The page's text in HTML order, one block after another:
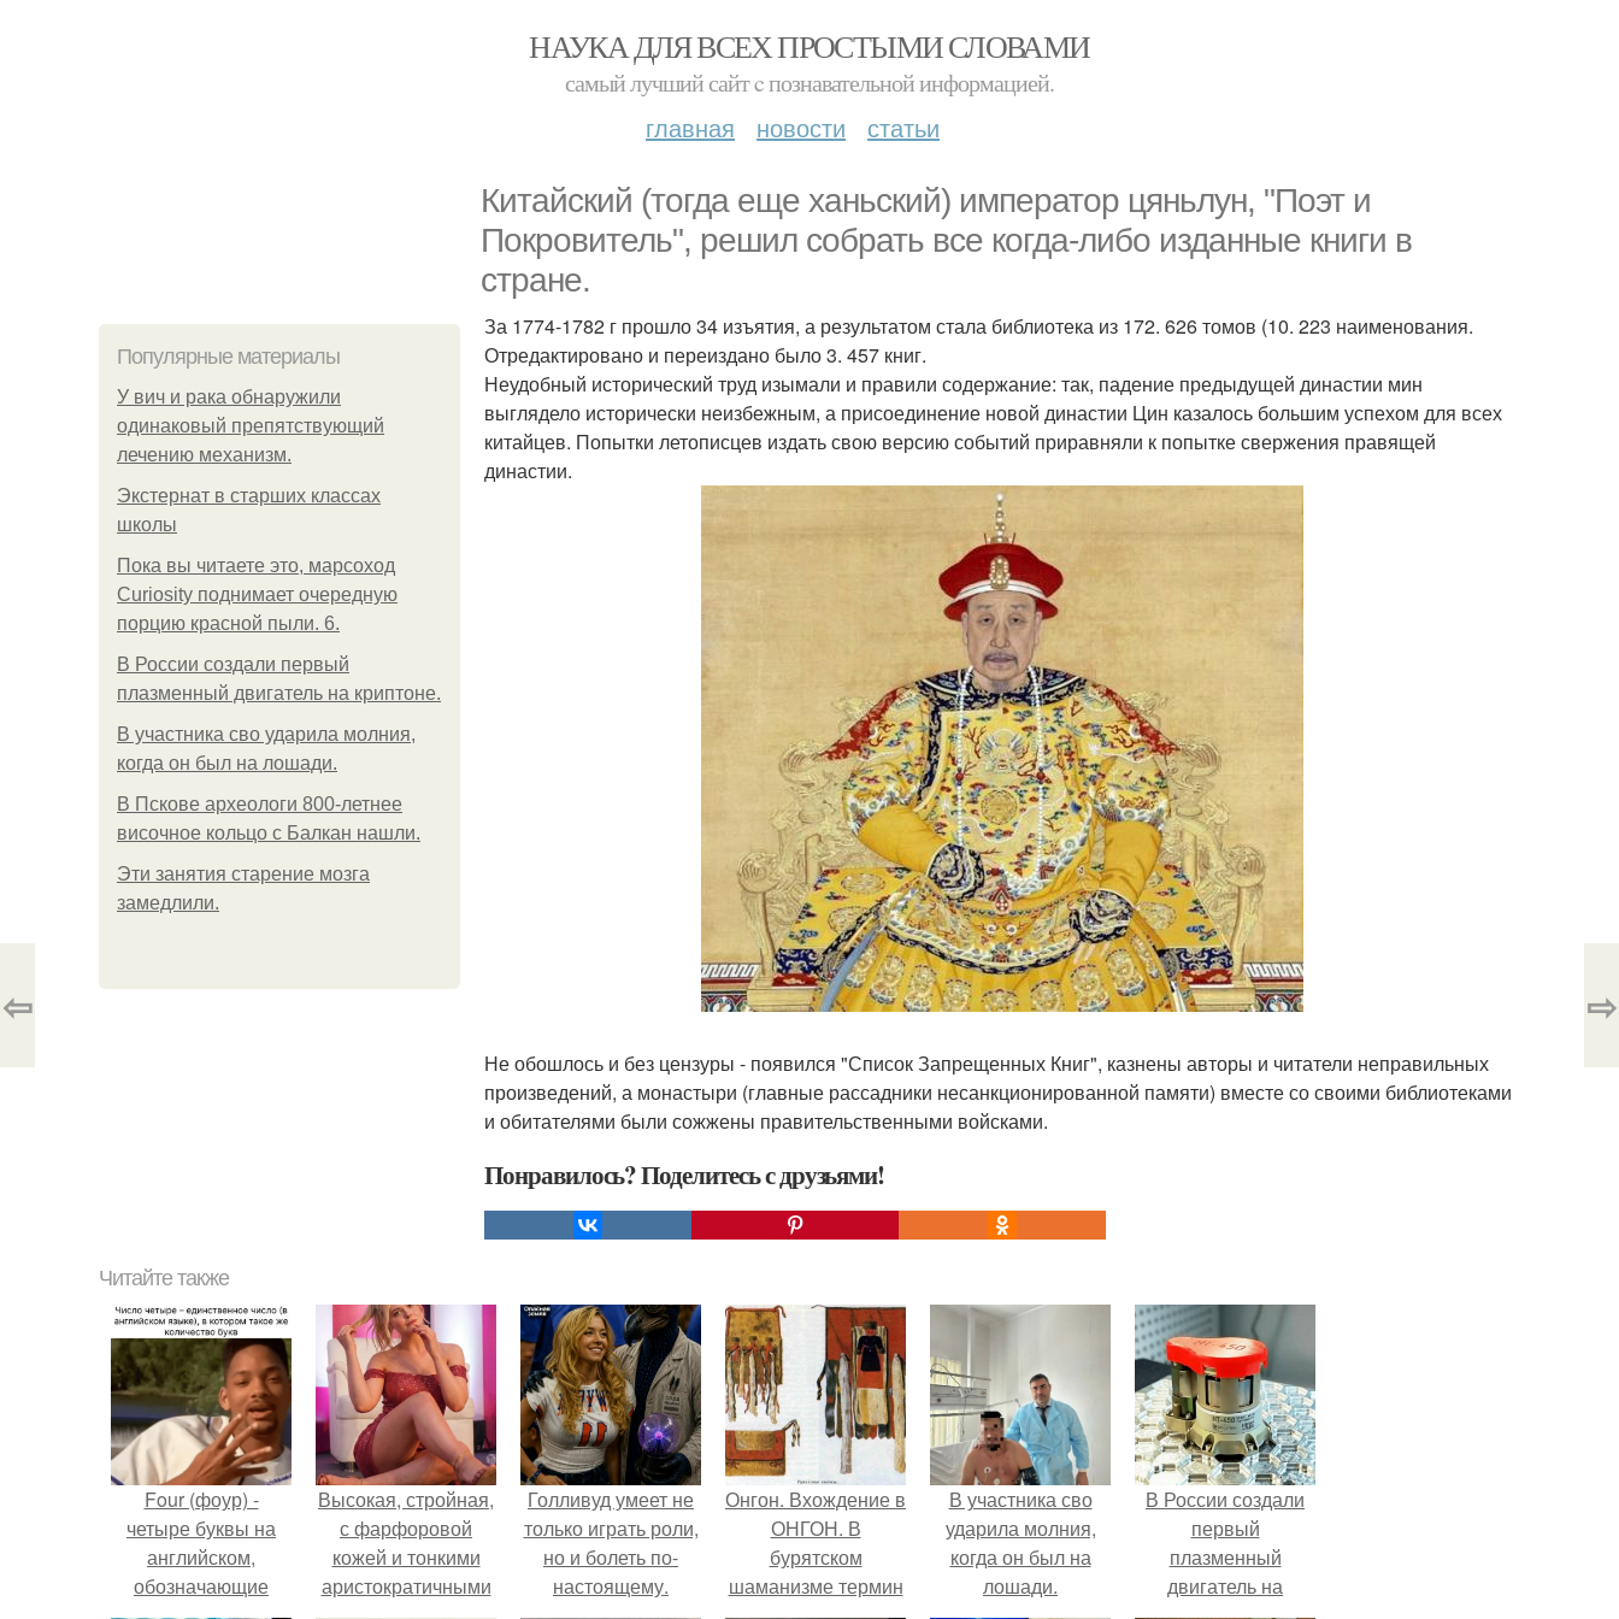
НАУКА ДЛЯ ВСЕХ ПРОСТЫМИ СЛОВАМИ
самый лучший сайт c познавательной информацией.
главная новости статьи
Китайский (тогда еще ханьский) император цяньлун, "Поэт и
Покровитель", решил собрать все когда-либо изданные книги в
стране.
Популярные материалы
У вич и рака обнаружили
одинаковый препятствующий
лечению механизм.
Экстернат в старших классах
школы
Пока вы читаете это, марсоход
Curiosity поднимает очередную
порцию красной пыли. 6.
В России создали первый
плазменный двигатель на криптоне.
В участника сво ударила молния,
когда он был на лошади.
В Пскове археологи 800-летнее
височное кольцо с Балкан нашли.
Эти занятия старение мозга
замедлили.
За 1774-1782 г прошло 34 изъятия, а результатом стала библиотека из 172. 626 томов (10. 223 наименования.
Отредактировано и переиздано было 3. 457 книг.
Неудобный исторический труд изымали и правили содержание: так, падение предыдущей династии мин
выглядело исторически неизбежным, а присоединение новой династии Цин казалось большим успехом для всех
китайцев. Попытки летописцев издать свою версию событий приравняли к попытке свержения правящей
династии.
Не обошлось и без цензуры - появился "Список Запрещенных Книг", казнены авторы и читатели неправильных
произведений, а монастыри (главные рассадники несанкционированной памяти) вместе со своими библиотеками
и обитателями были сожжены правительственными войсками.
Понравилось? Поделитесь с друзьями!
⇦ ⇨
Читайте также
Four (фоур) -
четыре буквы на
английском,
обозначающие
Высокая, стройная,
с фарфоровой
кожей и тонкими
аристократичными
Голливуд умеет не
только играть роли,
но и болеть по-
настоящему.
Онгон. Вхождение в
ОНГОН. В
бурятском
шаманизме термин
В участника сво
ударила молния,
когда он был на
лошади.
В России создали
первый
плазменный
двигатель на